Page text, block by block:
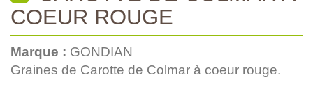
COEUR ROUGE
Marque : GONDIAN
Graines de Carotte de Colmar à coeur rouge.